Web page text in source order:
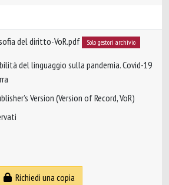
del diritto-VoR.pdf Solo gestori archivio
del linguaggio sulla pandemia. Covid-19
Version (Version of Record, VoR)
Richiedi una copia